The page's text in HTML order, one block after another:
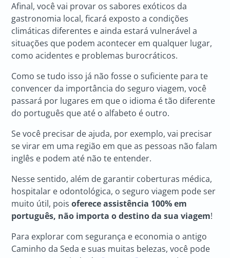
Afinal, você vai provar os sabores exóticos da
gastronomia local, ficará exposto a condições
climáticas diferentes e ainda estará vulnerável a
situações que podem acontecer em qualquer lugar,
como acidentes e problemas burocráticos.
Como se tudo isso já não fosse o suficiente para te
convencer da importância do seguro viagem, você
passará por lugares em que o idioma é tão diferente
do português que até o alfabeto é outro.
Se você precisar de ajuda, por exemplo, vai precisar
se virar em uma região em que as pessoas não falam
inglês e podem até não te entender.
Nesse sentido, além de garantir coberturas médica,
hospitalar e odontológica, o seguro viagem pode ser
muito útil, poisoferece assistência 100% em
português, não importa o destino da sua viagem!
Para explorar com segurança e economia o antigo
Caminho da Seda e suas muitas belezas, você pode